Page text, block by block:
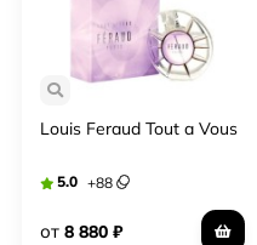
Louis Feraud Tout a Vous
5.0 +88
от 8 880 ₽